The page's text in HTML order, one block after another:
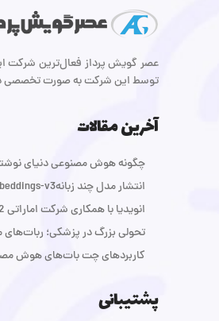
توسط این شرکت به صورت تخصصی در
آخرین مقالات
چگونه هوش مصنوعی دنیای
انتشار مدل چند زبانهJina-Embeddings-v3
انویدیا با همکاری شرکت اماراتی G42 مرکز اختصاصی پیش‌بینی آب‌و‌هوا راه‌اندازی می‌کند
تحولی بزرگ در پزشکی؛ ربات‌های
کاربردهای چت بات‌های هوش
پشتیبانی